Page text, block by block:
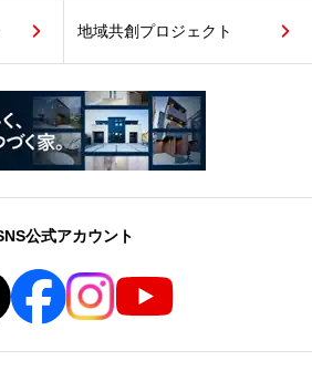
地域共創プロジェクト
公式アカウント